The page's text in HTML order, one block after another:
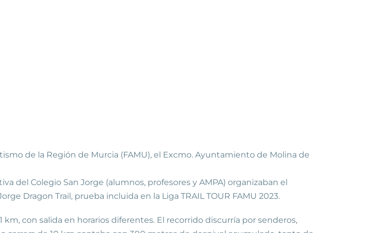
de la Región de Murcia (FAMU), el Excmo. Ayuntamiento de Molina de
del Colegio San Jorge (alumnos, profesores y AMPA) organizaban el
Dragon Trail, prueba incluida en la Liga TRAIL TOUR FAMU 2023.
con salida en horarios diferentes. El recorrido discurría por senderos,